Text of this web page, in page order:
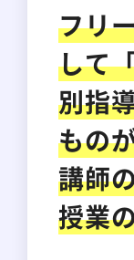
フリ
して
別指
もの
講師
授業